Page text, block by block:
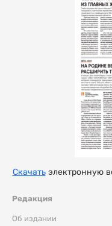
Редакция
Об издании
Скачатьэлектронную